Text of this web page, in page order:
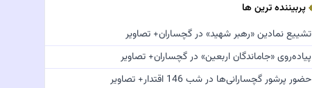
پربیننده ترین ها
تشییع نمادین «رهبر شهید» در گچساران+ تصاویر
پیاده‌روی «جاماندگان اربعین» در گچساران+ تصاویر
حضور پرشور گچسارانی‌ها در شب 146 اقتدار+ تصاویر